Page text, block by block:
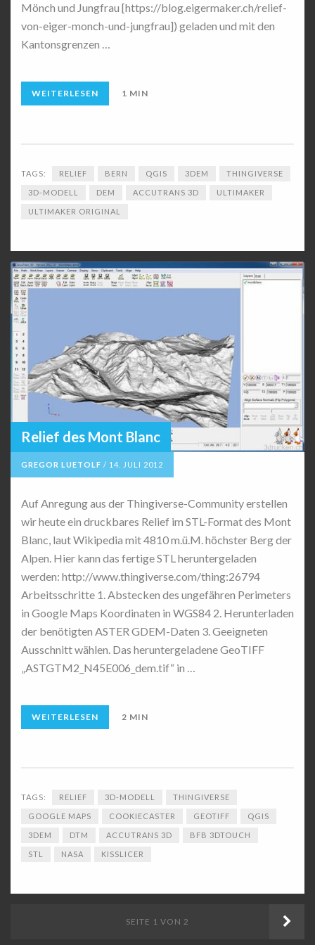
Mönch und Jungfrau [https://blog.eigermaker.ch/relief-
von-eiger-monch-und-jungfrau]) geladen und mit den
Kantonsgrenzen …
WEITERLESEN 1 MIN
TAGS: RELIEF BERN QGIS 3DEM THINGIVERSE
3D-MODELL DEM ACCUTRANS 3D ULTIMAKER
ULTIMAKER ORIGINAL
Relief des Mont Blanc
GREGOR LUETOLF / 14. JULI 2012
Auf Anregung aus der Thingiverse-Community erstellen
wir heute ein druckbares Relief im STL-Format des Mont
Blanc, laut Wikipedia mit 4810 m.ü.M. höchster Berg der
Alpen. Hier kann das fertige STL heruntergeladen
werden: http://www.thingiverse.com/thing:26794
Arbeitsschritte 1. Abstecken des ungefähren Perimeters
in Google Maps Koordinaten in WGS84 2. Herunterladen
der benötigten ASTER GDEM-Daten 3. Geeigneten
Ausschnitt wählen. Das heruntergeladene GeoTIFF
„ASTGTM2_N45E006_dem.tif“ in …
WEITERLESEN 2 MIN
TAGS: RELIEF 3D-MODELL THINGIVERSE
GOOGLE MAPS COOKIECASTER GEOTIFF QGIS
3DEM DTM ACCUTRANS 3D BFB 3DTOUCH
STL NASA KISSLICER
SEITE 1 VON 2